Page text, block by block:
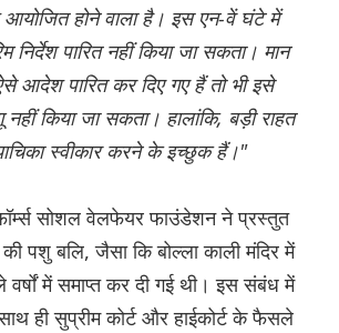
होने वाला है। इस एन-वें घंटे में
निर्देश पारित नहीं किया जा सकता। मान
आदेश पारित कर दिए गए हैं तो भी इसे
नहीं किया जा सकता। हालांकि, बड़ी राहत
स्वीकार करने के इच्छुक हैं।"
सोशल वेलफेयर फाउंडेशन ने प्रस्तुत
पशु बलि, जैसा कि बोल्ला काली मंदिर में
वर्षों में समाप्त कर दी गई थी। इस संबंध में
ही सुप्रीम कोर्ट और हाईकोर्ट के फैसले